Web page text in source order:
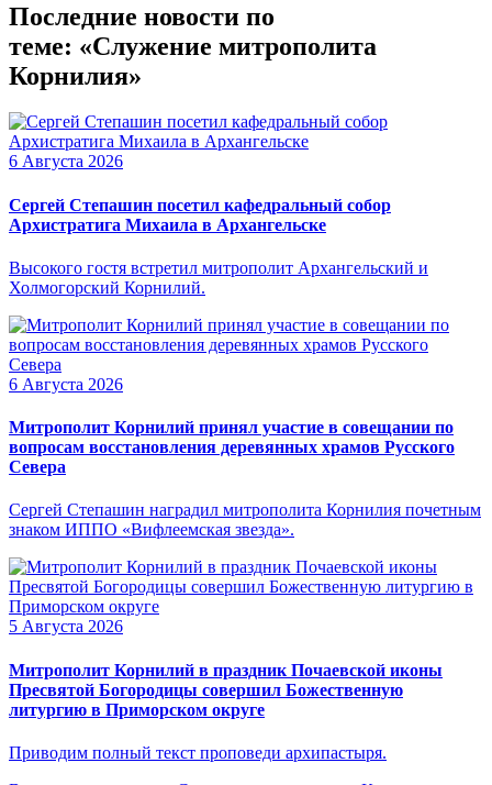
Последние новости по
теме: «Служение митрополита
Корнилия»
6 Августа 2026
Сергей Степашин посетил кафедральный собор
Архистратига Михаила в Архангельске
Высокого гостя встретил митрополит Архангельский и
Холмогорский Корнилий.
6 Августа 2026
Митрополит Корнилий принял участие в совещании по
вопросам восстановления деревянных храмов Русского
Севера
Сергей Степашин наградил митрополита Корнилия почетным
знаком ИППО «Вифлеемская звезда».
5 Августа 2026
Митрополит Корнилий в праздник Почаевской иконы
Пресвятой Богородицы совершил Божественную
литургию в Приморском округе
Приводим полный текст проповеди архипастыря.